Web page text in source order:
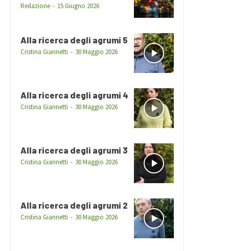
Redazione - 15 Giugno 2026
Alla ricerca degli agrumi 5
Cristina Giannetti - 30 Maggio 2026
Alla ricerca degli agrumi 4
Cristina Giannetti - 30 Maggio 2026
Alla ricerca degli agrumi 3
Cristina Giannetti - 30 Maggio 2026
Alla ricerca degli agrumi 2
Cristina Giannetti - 30 Maggio 2026